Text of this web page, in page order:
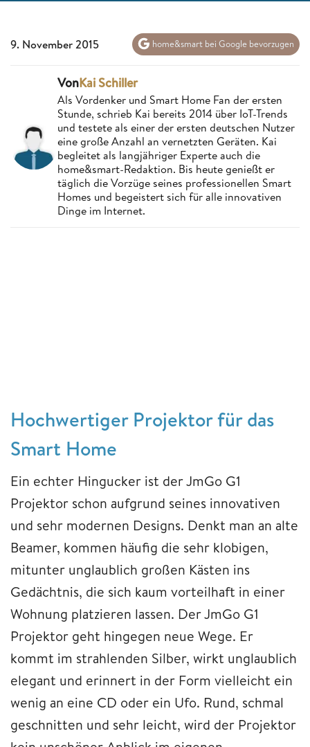
9. November 2015 home&smart bei Google bevorzugen
VonKai Schiller
Als Vordenker und Smart Home Fan der ersten
Stunde, schrieb Kai bereits 2014 über IoT-Trends
und testete als einer der ersten deutschen Nutzer
eine große Anzahl an vernetzten Geräten. Kai
begleitet als langjähriger Experte auch die
home&smart-Redaktion. Bis heute genießt er
täglich die Vorzüge seines professionellen Smart
Homes und begeistert sich für alle innovativen
Dinge im Internet.
Hochwertiger Projektor für das
Smart Home
Ein echter Hingucker ist der JmGo G1
Projektor schon aufgrund seines innovativen
und sehr modernen Designs. Denkt man an alte
Beamer, kommen häufig die sehr klobigen,
mitunter unglaublich großen Kästen ins
Gedächtnis, die sich kaum vorteilhaft in einer
Wohnung platzieren lassen. Der JmGo G1
Projektor geht hingegen neue Wege. Er
kommt im strahlenden Silber, wirkt unglaublich
elegant und erinnert in der Form vielleicht ein
wenig an eine CD oder ein Ufo. Rund, schmal
geschnitten und sehr leicht, wird der Projektor